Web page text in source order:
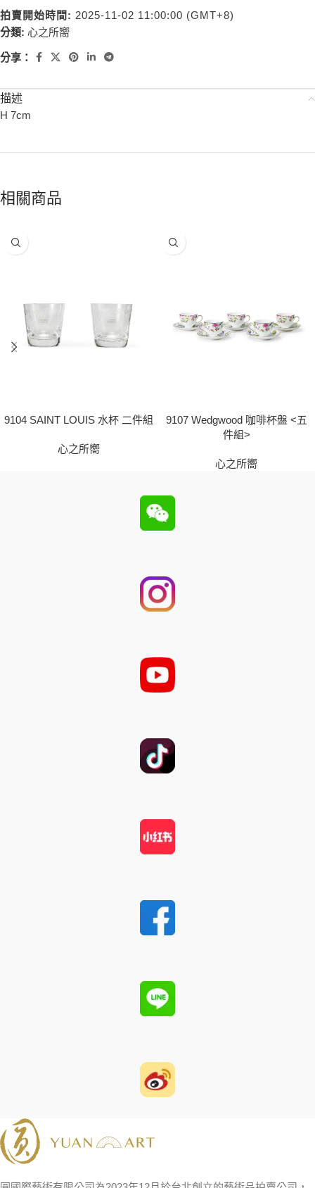
拍賣開始時間: 2025-11-02 11:00:00 (GMT+8)
分類: 心之所嚮
分享：
描述
H 7cm
相關商品
9104 SAINT LOUIS 水杯 二件組
心之所嚮
9107 Wedgwood 咖啡杯盤 <五
件組>
心之所嚮